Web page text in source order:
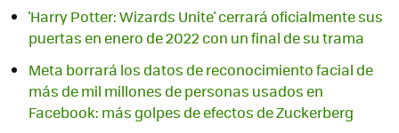
'Harry Potter: Wizards Unite' cerrará oficialmente sus
puertas en enero de 2022 con un final de su trama
Meta borrará los datos de reconocimiento facial de
más de mil millones de personas usados en
Facebook: más golpes de efectos de Zuckerberg